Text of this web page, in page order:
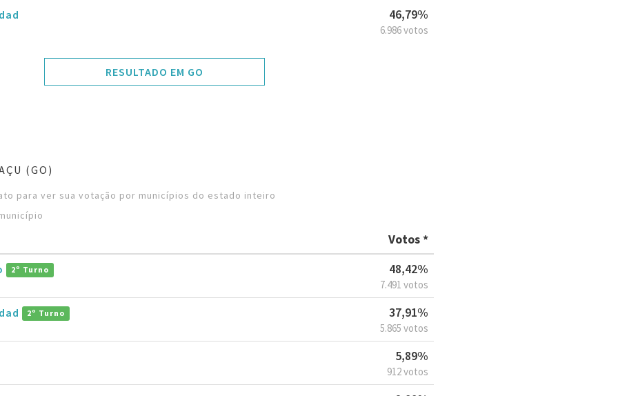
46,79%
6.986 votos
RESULTADO EM GO
(GO)
para ver sua votação por municípios do estado inteiro
Votos *
2º Turno 48,42%
7.491 votos
2º Turno 37,91%
5.865 votos
5,89%
912 votos